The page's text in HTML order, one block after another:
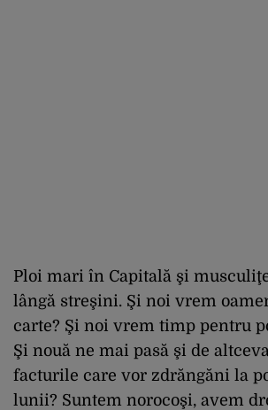
Ploi mari în Capitală şi
lângă streşini. Şi noi vrem
carte? Şi noi vrem timp pentru
Şi nouă ne mai pasă şi de
facturile care vor zdrăngăni la
lunii? Suntem norocoşi, avem